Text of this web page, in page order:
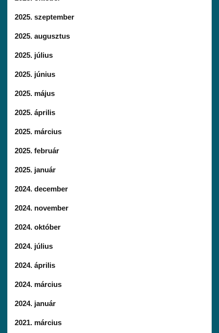
2025. szeptember
2025. augusztus
2025. július
2025. június
2025. május
2025. április
2025. március
2025. február
2025. január
2024. december
2024. november
2024. október
2024. július
2024. április
2024. március
2024. január
2021. március